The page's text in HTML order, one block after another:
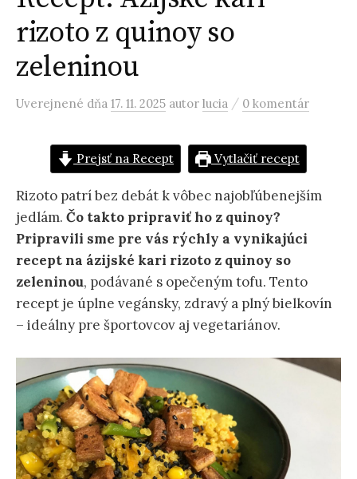
rizoto z quinoy so
zeleninou
Uverejnené dňa 17. 11. 2025 autor lucia / 0 komentár
Prejsť na Recept Vytlačiť recept
Rizoto patrí bez debát k vôbec najobľúbenejším
jedlám. Čo takto pripraviť ho z quinoy?
Pripravili sme pre vás rýchly a vynikajúci
recept na ázijské kari rizoto z quinoy so
zeleninou, podávané s opečeným tofu. Tento
recept je úplne vegánsky, zdravý a plný bielkovín
– ideálny pre športovcov aj vegetariánov.